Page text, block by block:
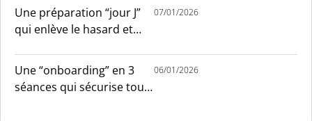
Une préparation “jour J”
qui enlève le hasard et
07/01/2026
Une “onboarding” en 3
séances qui sécurise tout
06/01/2026